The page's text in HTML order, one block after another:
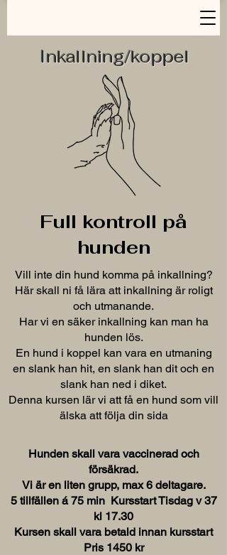
Inkallning/koppel
Full kontroll på
hunden
Vill inte din hund komma på inkallning?
Här skall ni få lära att inkallning är roligt
och utmanande.
Har vi en säker inkallning kan man ha
hunden lös.
En hund i koppel kan vara en utmaning
en slank han hit, en slank han dit och en
slank han ned i diket.
Denna kursen lär vi att få en hund som vill
älska att följa din sida
Hunden skall vara vaccinerad och
försäkrad.
Vi är en liten grupp, max 6 deltagare.
5 tillfällen á 75 min Kursstart Tisdag v 37
kl 17.30
Kursen skall vara betald innan kursstart
Pris 1450 kr